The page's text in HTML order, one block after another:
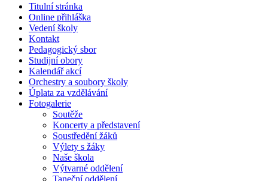
Titulní stránka
Online přihláška
Vedení školy
Kontakt
Pedagogický sbor
Studijní obory
Kalendář akcí
Orchestry a soubory školy
Úplata za vzdělávání
Fotogalerie
Soutěže
Koncerty a představení
Soustředění žáků
Výlety s žáky
Naše škola
Výtvarné oddělení
Taneční oddělení